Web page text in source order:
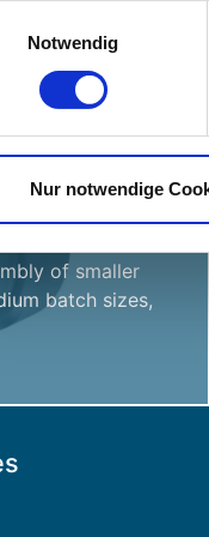
auf
Ihre Daten durch
eingewilligt haben,
Notwendig
Nur notwendige
of smaller
batch sizes,